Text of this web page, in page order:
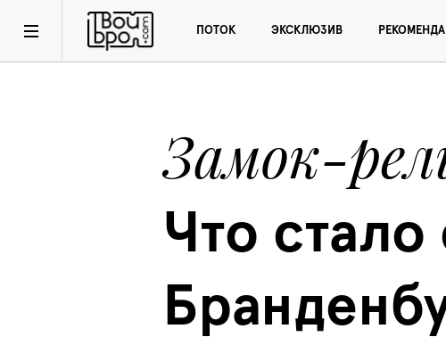
ПОТОК ЭКСКЛЮЗИВ
Замок-
Что стало